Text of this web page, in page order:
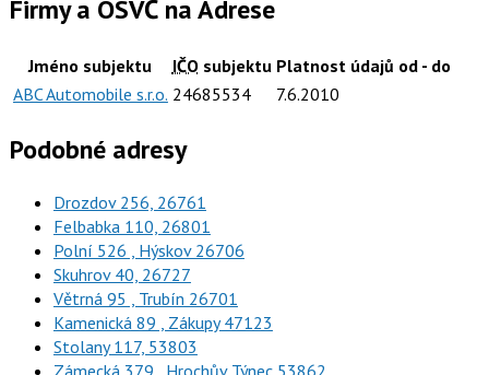
Firmy a OSVČ na Adrese
Jméno subjektu IČOsubjektu Platnost údajů od - do
ABC Automobile s.r.o. 24685534 7.6.2010
Podobné adresy
Drozdov 256, 26761
Felbabka 110, 26801
Polní 526 , Hýskov 26706
Skuhrov 40, 26727
Větrná 95 , Trubín 26701
Kamenická 89 , Zákupy 47123
Stolany 117, 53803
Zámecká 379 , Hrochův Týnec 53862